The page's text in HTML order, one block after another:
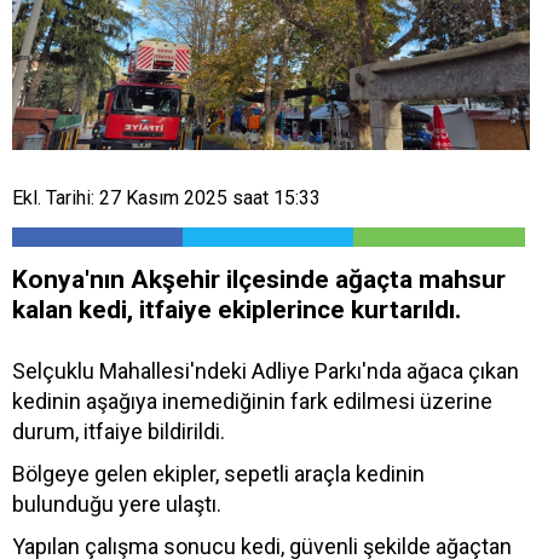
Ekl. Tarihi: 27 Kasım 2025 saat 15:33
Konya'nın Akşehir ilçesinde ağaçta mahsur
kalan kedi, itfaiye ekiplerince kurtarıldı.
Selçuklu Mahallesi'ndeki Adliye Parkı'nda ağaca çıkan
kedinin aşağıya inemediğinin fark edilmesi üzerine
durum, itfaiye bildirildi.
Bölgeye gelen ekipler, sepetli araçla kedinin
bulunduğu yere ulaştı.
Yapılan çalışma sonucu kedi, güvenli şekilde ağaçtan